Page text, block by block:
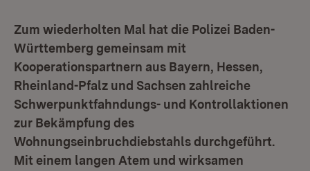
Zum wiederholten Mal hat die Polizei Baden-
Württemberg gemeinsam mit
Kooperationspartnern aus Bayern, Hessen,
Rheinland-Pfalz und Sachsen zahlreiche
Schwerpunktfahndungs- und Kontrollaktionen
zur Bekämpfung des
Wohnungseinbruchdiebstahls durchgeführt.
Mit einem langen Atem und wirksamen